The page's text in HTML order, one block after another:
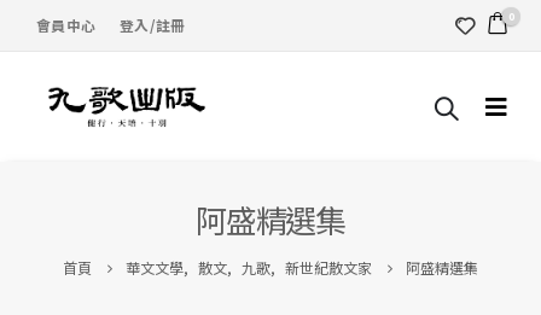
會員中心 登入/註冊 0
阿盛精選集
首頁 華文文學, 散文, 九歌, 新世紀散文家 阿盛精選集